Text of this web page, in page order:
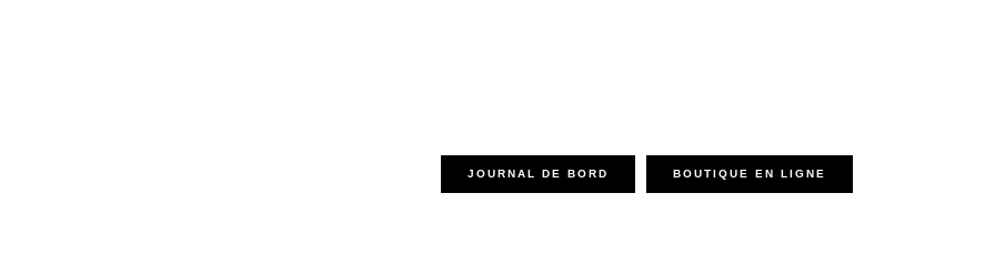
JOURNAL DE BORD BOUTIQUE EN LIGNE